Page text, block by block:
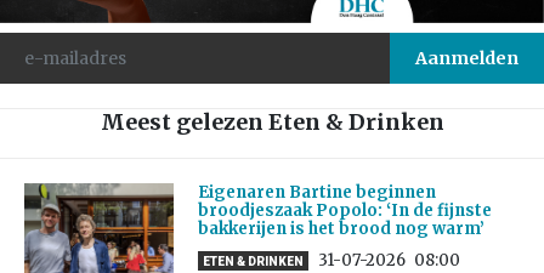
Meest gelezen Eten & Drinken
Eigenaren Bartine beginnen
broodjeszaak Popolo: ‘In de fijnste
bakkerijen is het brood nog warm’
ETEN & DRINKEN 31-07-2026 08:00